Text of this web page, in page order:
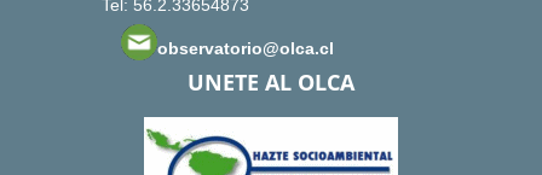
Tel: 56.2.33654873
observatorio@olca.cl
UNETE AL OLCA